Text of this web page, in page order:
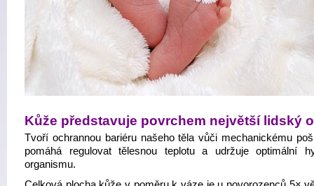
Kůže představuje povrchem největší lidský
Tvoří ochrannou bariéru našeho těla vůči mechanickému
pomáhá regulovat tělesnou teplotu a udržuje optimální
organismu.